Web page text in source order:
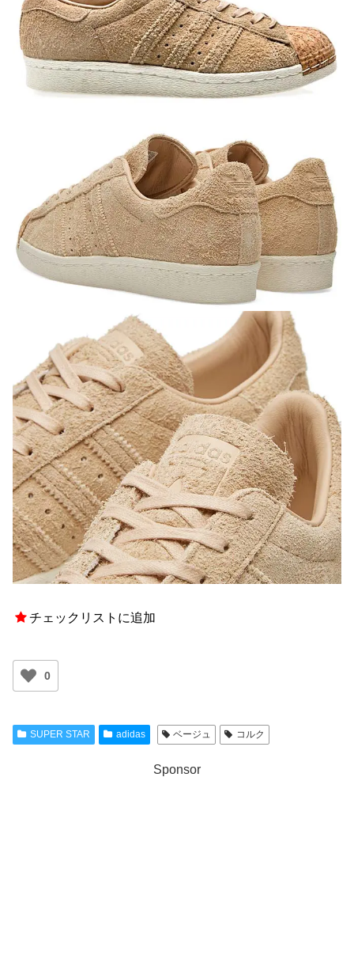
チェックリストに追加
0
SUPER STAR adidas ベージュ コルク
Sponsor